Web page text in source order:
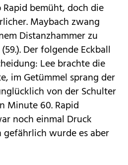
Rapid bemüht, doch die
Maybach zwang
Distanzhammer zu
Der folgende Eckball
Lee brachte die
im Getümmel sprang der
von der Schulter
Minute 60. Rapid
noch einmal Druck
wurde es aber